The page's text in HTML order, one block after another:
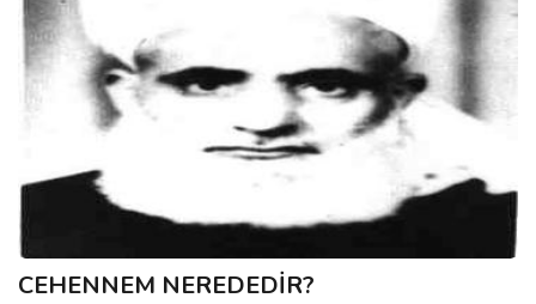
CEHENNEM NEREDEDİR?